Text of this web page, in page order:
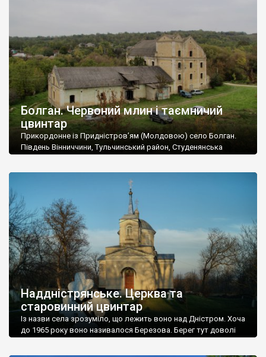
Болган. Червоний млин і таємничий
цвинтар
Прикордонне із Придністров’ям (Молдовою) село Болган.
Південь Вінниччини, Тульчинський район, Студенянська
старовинний цвинтар із кам’яними хрестами. Всі епітафії, які
збереглися, написані кирилицею, церковнослов’янською
мовою. За всіма традиційними ознаками – цвинтар
український. Хрести датуються 19 століттям. У 1924-1940
роках Болган […]
Наддністрянське. Церква та
старовинний цвинтар
Із назви села зрозуміло, що лежить воно над Дністром. Хоча
до 1965 року воно називалося Березова. Берег тут доволі